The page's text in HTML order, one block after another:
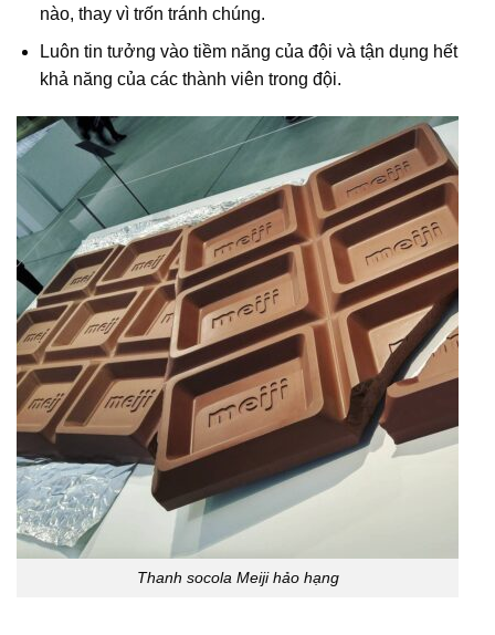
nào, thay vì trốn tránh chúng.
Luôn tin tưởng vào tiềm năng của đội và tận dụng hết
khả năng của các thành viên trong đội.
Thanh socola Meiji hảo hạng